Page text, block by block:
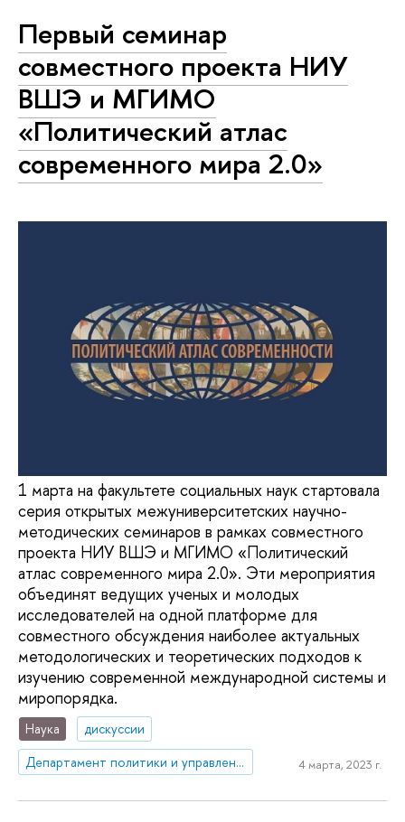
Первый семинар
совместного проекта НИУ
ВШЭ и МГИМО
«Политический атлас
современного мира 2.0»
1 марта на факультете социальных наук стартовала
серия открытых межуниверситетских научно-
методических семинаров в рамках совместного
проекта НИУ ВШЭ и МГИМО «Политический
атлас современного мира 2.0». Эти мероприятия
объединят ведущих ученых и молодых
исследователей на одной платформе для
совместного обсуждения наиболее актуальных
методологических и теоретических подходов к
изучению современной международной системы и
миропорядка.
Наука
дискуссии
Департамент политики и управления
4 марта, 2023 г.